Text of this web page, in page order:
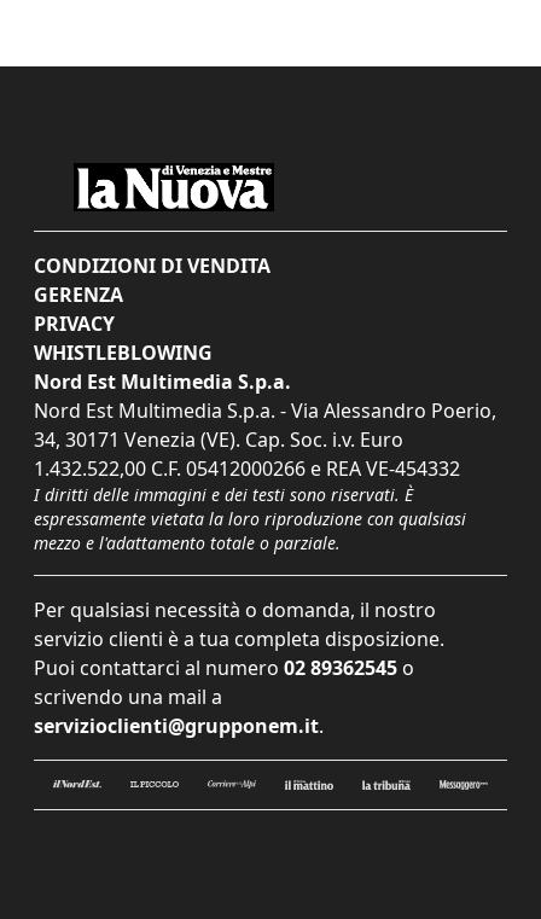
CONDIZIONI DI VENDITA
GERENZA
PRIVACY
WHISTLEBLOWING
Nord Est Multimedia S.p.a.
Nord Est Multimedia S.p.a. - Via Alessandro Poerio,
34, 30171 Venezia (VE). Cap. Soc. i.v. Euro
1.432.522,00 C.F. 05412000266 e REA VE-454332
I diritti delle immagini e dei testi sono riservati. È
espressamente vietata la loro riproduzione con qualsiasi
mezzo e l'adattamento totale o parziale.
Per qualsiasi necessità o domanda, il nostro
servizio clienti è a tua completa disposizione.
Puoi contattarci al numero 02 89362545 o
scrivendo una mail a
servizioclienti@grupponem.it.